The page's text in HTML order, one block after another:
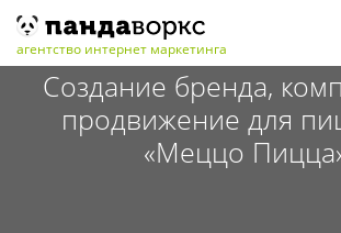
агентство интернет маркетинга
Создание бренда,
продвижение для
«Меццо